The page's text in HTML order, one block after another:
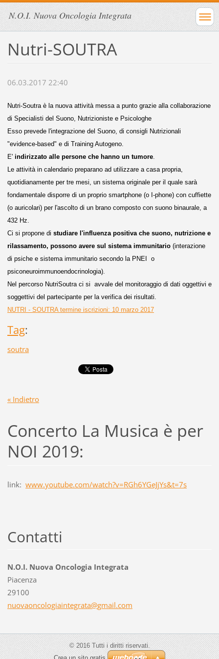
N.O.I. Nuova Oncologia Integrata
Nutri-SOUTRA
06.03.2017 22:40
Nutri-Soutra è la nuova attivitàmessa a punto grazie alla collaborazione
di Specialisti del Suono, Nutrizioniste e Psicologhe
Esso prevede l'integrazione del Suono, di consigli Nutrizionali
"evidence-based" e di Training Autogeno.
E' indirizzato alle persone che hanno un tumore.
Le attività in calendario preparano ad utilizzare a casa propria,
quotidianamente per tre mesi, un sistema originale per il quale sarà
fondamentale disporre di un proprio smartphone (o I-phone) con cuffiette
(o auricolari) per l'ascolto di un brano composto con suono binaurale, a
432 Hz.
Ci si propone di studiare l'influenza positiva che suono, nutrizione e
rilassamento, possono avere sul sistema immunitario(interazione
di psiche e sistema immunitario secondo la PNEI o
psiconeuroimmunoendocrinologia).
Nel percorso NutriSoutra ci si avvale del monitoraggio di dati oggettivi e
soggettivi del partecipante per la verifica dei risultati.
NUTRI - SOUTRA termine iscrizioni: 10 marzo 2017
Tag:
soutra
« Indietro
Concerto La Musica è per
NOI 2019:
link: www.youtube.com/watch?v=RGh6YGeJjYs&t=7s
Contatti
N.O.I. Nuova Oncologia Integrata
Piacenza
29100
nuovaoncologiaintegrata@gmail.com
© 2016 Tutti i diritti riservati.